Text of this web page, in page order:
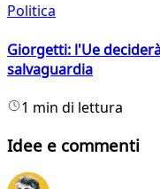
Politica
Giorgetti: l'Ue
salvaguardia
1 min di lettura
Idee e commenti